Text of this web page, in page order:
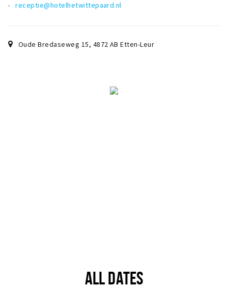
Sign in
receptie@hotelhetwittepaard.nl
Oude Bredaseweg 15, 4872 AB Etten-Leur
ALL DATES